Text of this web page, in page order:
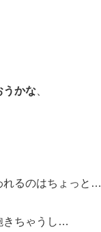
うかな
れるのはちょっと…
きちゃうし…